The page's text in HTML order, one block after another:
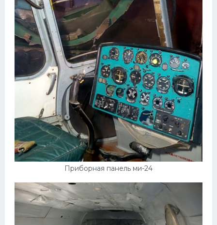
Приборная панель ми-24